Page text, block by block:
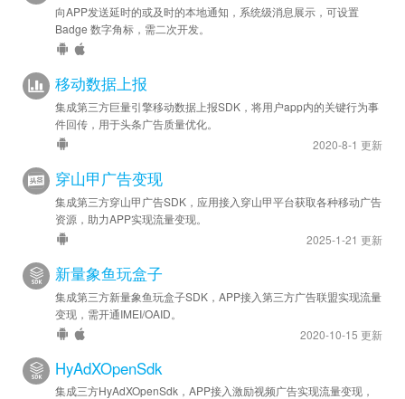
向APP发送延时的或及时的本地通知，系统级消息展示，可设置
Badge 数字角标，需二次开发。
移动数据上报
集成第三方巨量引擎移动数据上报SDK，将用户app内的关键行为事
件回传，用于头条广告质量优化。
2020-8-1 更新
穿山甲广告变现
集成第三方穿山甲广告SDK，应用接入穿山甲平台获取各种移动广告
资源，助力APP实现流量变现。
2025-1-21 更新
新量象鱼玩盒子
集成第三方新量象鱼玩盒子SDK，APP接入第三方广告联盟实现流量
变现，需开通IMEI/OAID。
2020-10-15 更新
HyAdXOpenSdk
集成三方HyAdXOpenSdk，APP接入激励视频广告实现流量变现，